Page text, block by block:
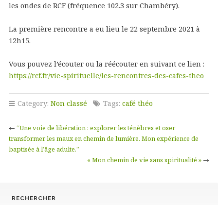
les ondes de RCF (fréquence 102.3 sur Chambéry).
La première rencontre a eu lieu le 22 septembre 2021 à
12h15.
Vous pouvez l’écouter ou la réécouter en suivant ce lien :
https://rcf.fr/vie-spirituelle/les-rencontres-des-cafes-theo
Category: Non classé Tags: café théo
← “Une voie de libération : explorer les ténèbres et oser
transformer les maux en chemin de lumière. Mon expérience de
baptisée à l’âge adulte.”
« Mon chemin de vie sans spiritualité » →
RECHERCHER